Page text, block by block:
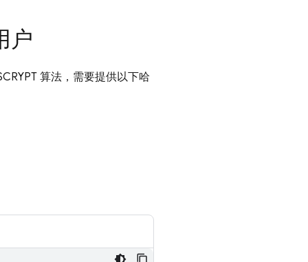
户
算法，需要提供以下哈